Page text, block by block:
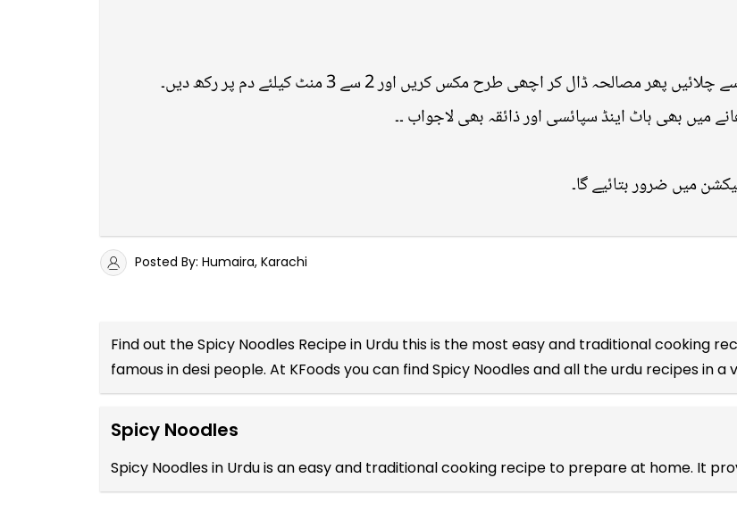
میں بھی ہاٹ اینڈ سپائسی اور ذائقہ بھی لاجواب ۔۔
میں ضرور بتائیے گا۔
Posted By: Humaira, Karachi
Find out theSpicy Noodles Recipe in Urdu this is the most easy and traditional cooking
famous in desi people. At KFoods you can find Spicy Noodles and all theurdu recipesin a
Spicy Noodles
Spicy Noodles in Urdu is an easy and traditional cooking recipe to prepare at home. It